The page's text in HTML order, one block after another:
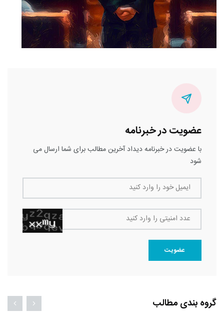
عضویت در خبرنامه
با عضویت در خبرنامه دیداد آخرین مطالب برای شما ارسال می
شود
ایمیل خود را وارد کنید
عدد امنیتی را وارد کنید
عضویت
گروه بندی مطالب